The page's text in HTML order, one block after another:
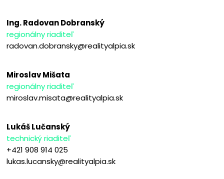
Ing. Radovan Dobranský
regionálny riaditeľ
radovan.dobransky@realityalpia.sk
Miroslav Mišata
regionálny riaditeľ
miroslav.misata@realityalpia.sk
Lukáš Lučanský
technický riaditeľ
+421 908 914 025
lukas.lucansky@realityalpia.sk